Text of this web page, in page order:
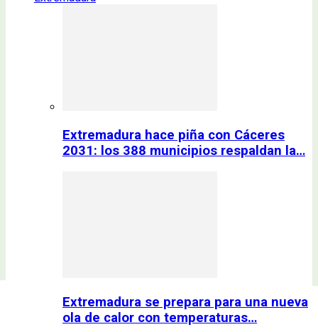
Extremadura hace piña con Cáceres
2031: los 388 municipios respaldan la…
Extremadura se prepara para una nueva
ola de calor con temperaturas…